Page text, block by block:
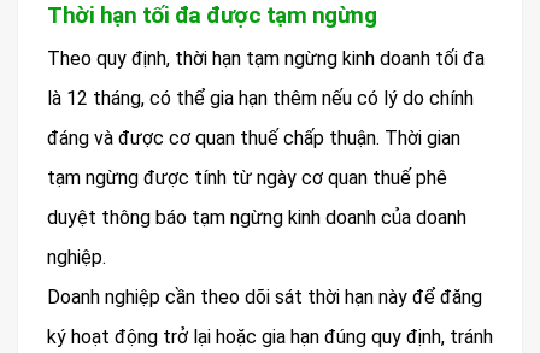
Thời hạn tối đa được tạm ngừng
Theo quy định, thời hạn tạm ngừng kinh doanh tối đa
là 12 tháng, có thể gia hạn thêm nếu có lý do chính
đáng và được cơ quan thuế chấp thuận. Thời gian
tạm ngừng được tính từ ngày cơ quan thuế phê
duyệt thông báo tạm ngừng kinh doanh của doanh
nghiệp.
Doanh nghiệp cần theo dõi sát thời hạn này để đăng
ký hoạt động trở lại hoặc gia hạn đúng quy định, tránh